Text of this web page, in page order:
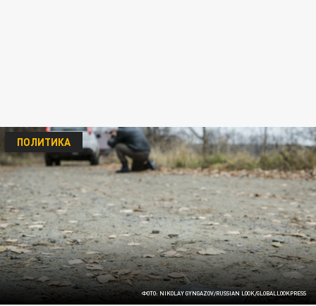
ФОТО: NIKOLAY GYNGAZOV/RUSSIAN LOOK/GLOBALLOOKPRESS
ПОЛИТИКА